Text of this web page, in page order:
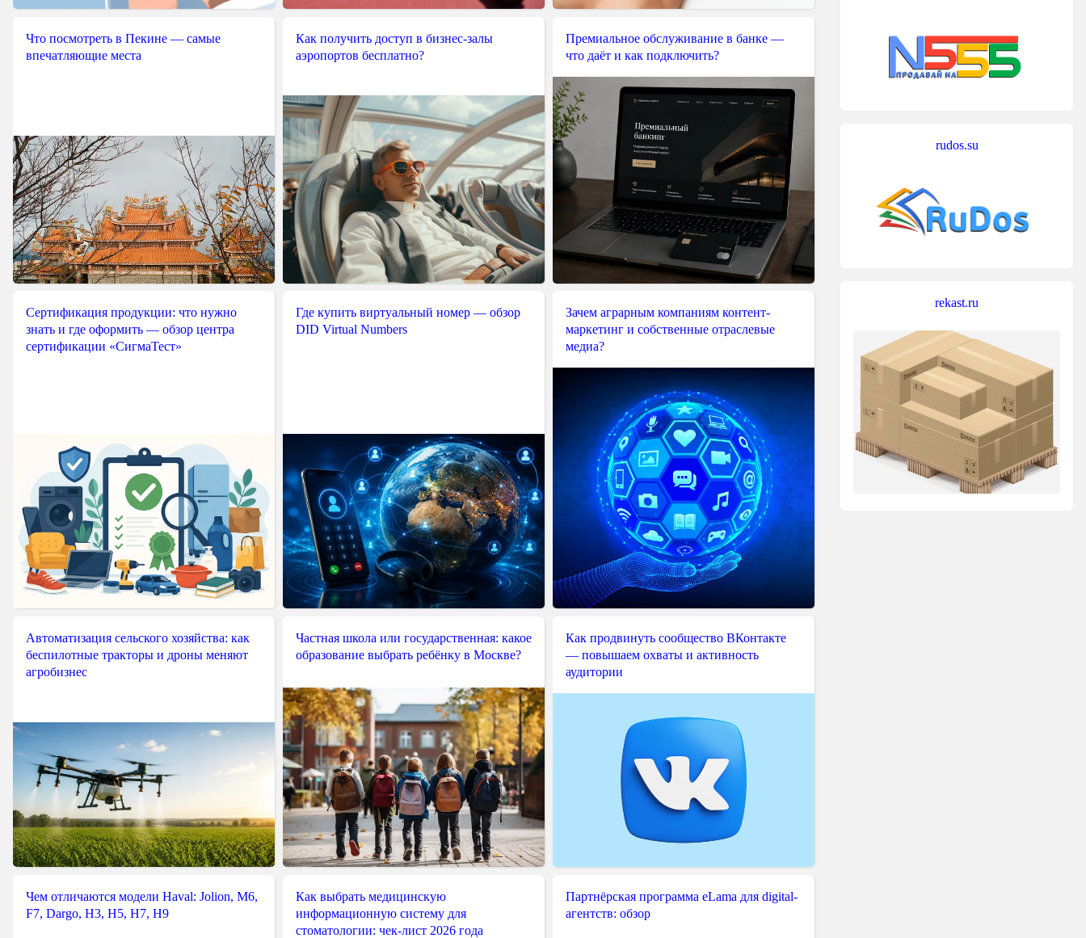
Что посмотреть в Пекине — самые
впечатляющие места
Как получить доступ в бизнес-залы
аэропортов бесплатно?
Премиальное обслуживание в банке —
что даёт и как подключить?
Сертификация продукции: что нужно
знать и где оформить — обзор центра
сертификации «СигмаТест»
Где купить виртуальный номер — обзор
DID Virtual Numbers
Зачем аграрным компаниям контент-
маркетинг и собственные отраслевые
медиа?
Автоматизация сельского хозяйства: как
беспилотные тракторы и дроны меняют
агробизнес
Частная школа или государственная: какое
образование выбрать ребёнку в Москве?
Как продвинуть сообщество ВКонтакте
— повышаем охваты и активность
аудитории
Чем отличаются модели Haval: Jolion, M6,
F7, Dargo, H3, H5, H7, H9
Как выбрать медицинскую
информационную систему для
стоматологии: чек-лист 2026 года
Партнёрская программа eLama для digital-
агентств: обзор
rudos.su
rekast.ru